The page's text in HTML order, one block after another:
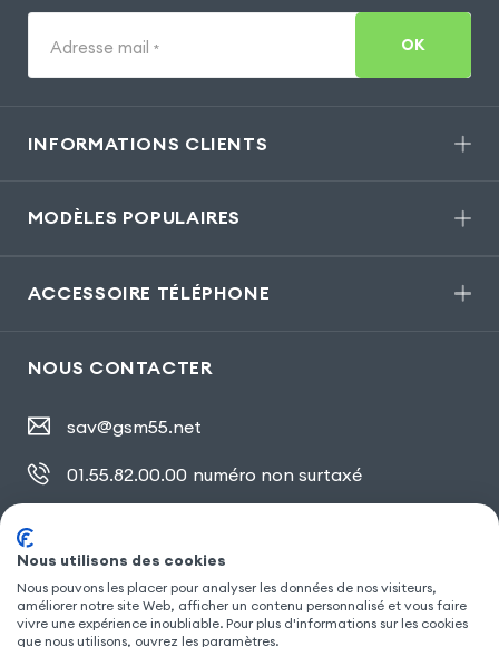
Adresse mail * OK
INFORMATIONS CLIENTS
MODÈLES POPULAIRES
ACCESSOIRE TÉLÉPHONE
NOUS CONTACTER
sav@gsm55.net
01.55.82.00.00 numéro non surtaxé
SUIVEZ NOUS
Nous utilisons des cookies
Nous pouvons les placer pour analyser les données de nos visiteurs,
améliorer notre site Web, afficher un contenu personnalisé et vous faire
vivre une expérience inoubliable. Pour plus d'informations sur les cookies
que nous utilisons, ouvrez les paramètres.